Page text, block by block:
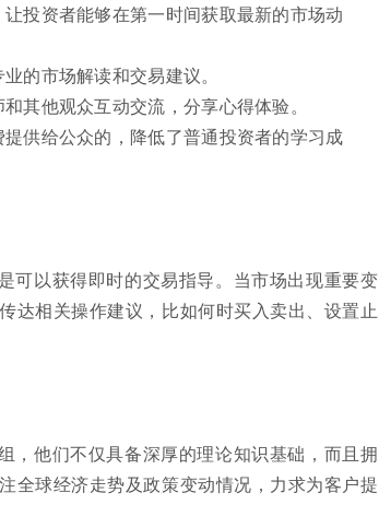
投资者能够在第一时间获取最新的市场动
的市场解读和交易建议。
其他观众互动交流，分享心得体验。
供给公众的，降低了普通投资者的学习成
可以获得即时的交易指导。当市场出现重要变
达相关操作建议，比如何时买入卖出、设置止
，他们不仅具备深厚的理论知识基础，而且拥
全球经济走势及政策变动情况，力求为客户提